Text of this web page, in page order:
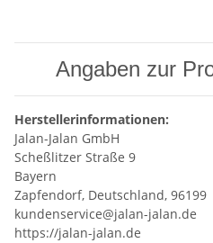
Angaben zur
Herstellerinformationen:
Jalan-Jalan GmbH
Scheßlitzer Straße 9
Bayern
Zapfendorf, Deutschland, 96199
kundenservice@jalan-jalan.de
https://jalan-jalan.de